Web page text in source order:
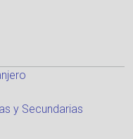
y Secundarias